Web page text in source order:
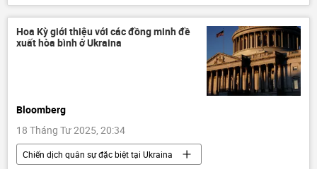
Phạm Minh Chính
Tô Lâm
ASEAN
Đảng Cộng sản Việt Nam
Kinh tế
Thế giới
Chính trị
Hoa Kỳ giới thiệu với các đồng minh đề
xuất hòa bình ở Ukraina
Bloomberg
18 Tháng Tư 2025, 20:34
Chiến dịch quân sự đặc biệt tại Ukraina